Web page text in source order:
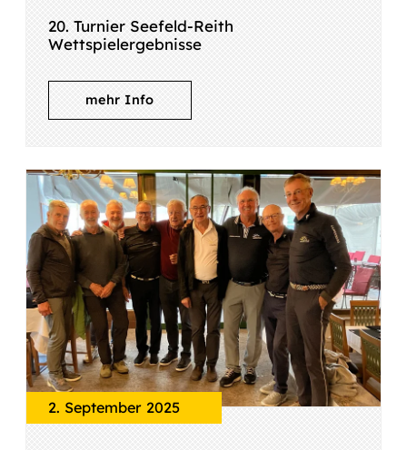
20. Turnier Seefeld-Reith
Wettspielergebnisse
mehr Info
2. September 2025